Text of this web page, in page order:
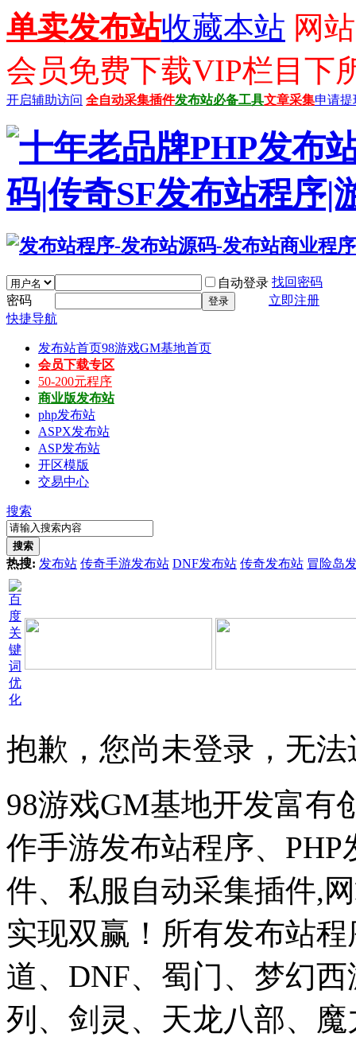
单卖发布站收藏本站 网
会员免费下载VIP栏目下
开启辅助访问 全自动采集插件发布站必备工具文章采集申请提
自动登录 找回密码
密码
登录
立即注册
快捷导航
发布站首页98游戏GM基地首页
会员下载专区
50-200元程序
商业版发布站
php发布站
ASPX发布站
ASP发布站
开区模版
交易中心
搜索
搜索
热搜: 发布站 传奇手游发布站 DNF发布站 传奇发布站 冒险岛
抱歉，您尚未登录，无
98游戏GM基地开发富有
作手游发布站程序、
件、私服自动采集插件,
实现双赢！所有发布站
道、DNF、蜀门、梦幻
列、剑灵、天龙八部、